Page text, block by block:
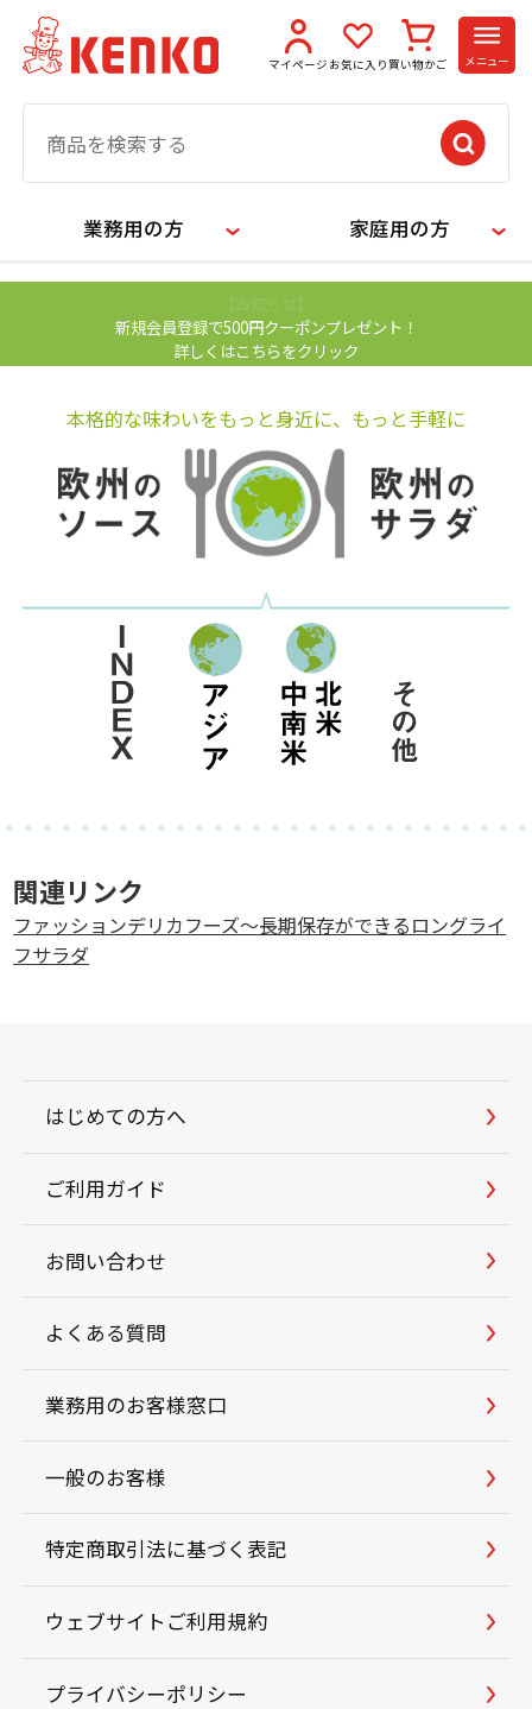
マイページ お気に入り 買い物かご メニュー
業務用の方 家庭用の方
【お知らせ】
新規会員登録で500円クーポンプレゼント！
詳しくはこちらをクリック
本格的な味わいをもっと身近に、もっと手軽に
関連リンク
ファッションデリカフーズ～長期保存ができるロングライ
フサラダ
はじめての方へ
ご利用ガイド
お問い合わせ
よくある質問
業務用のお客様窓口
一般のお客様
特定商取引法に基づく表記
ウェブサイトご利用規約
プライバシーポリシー